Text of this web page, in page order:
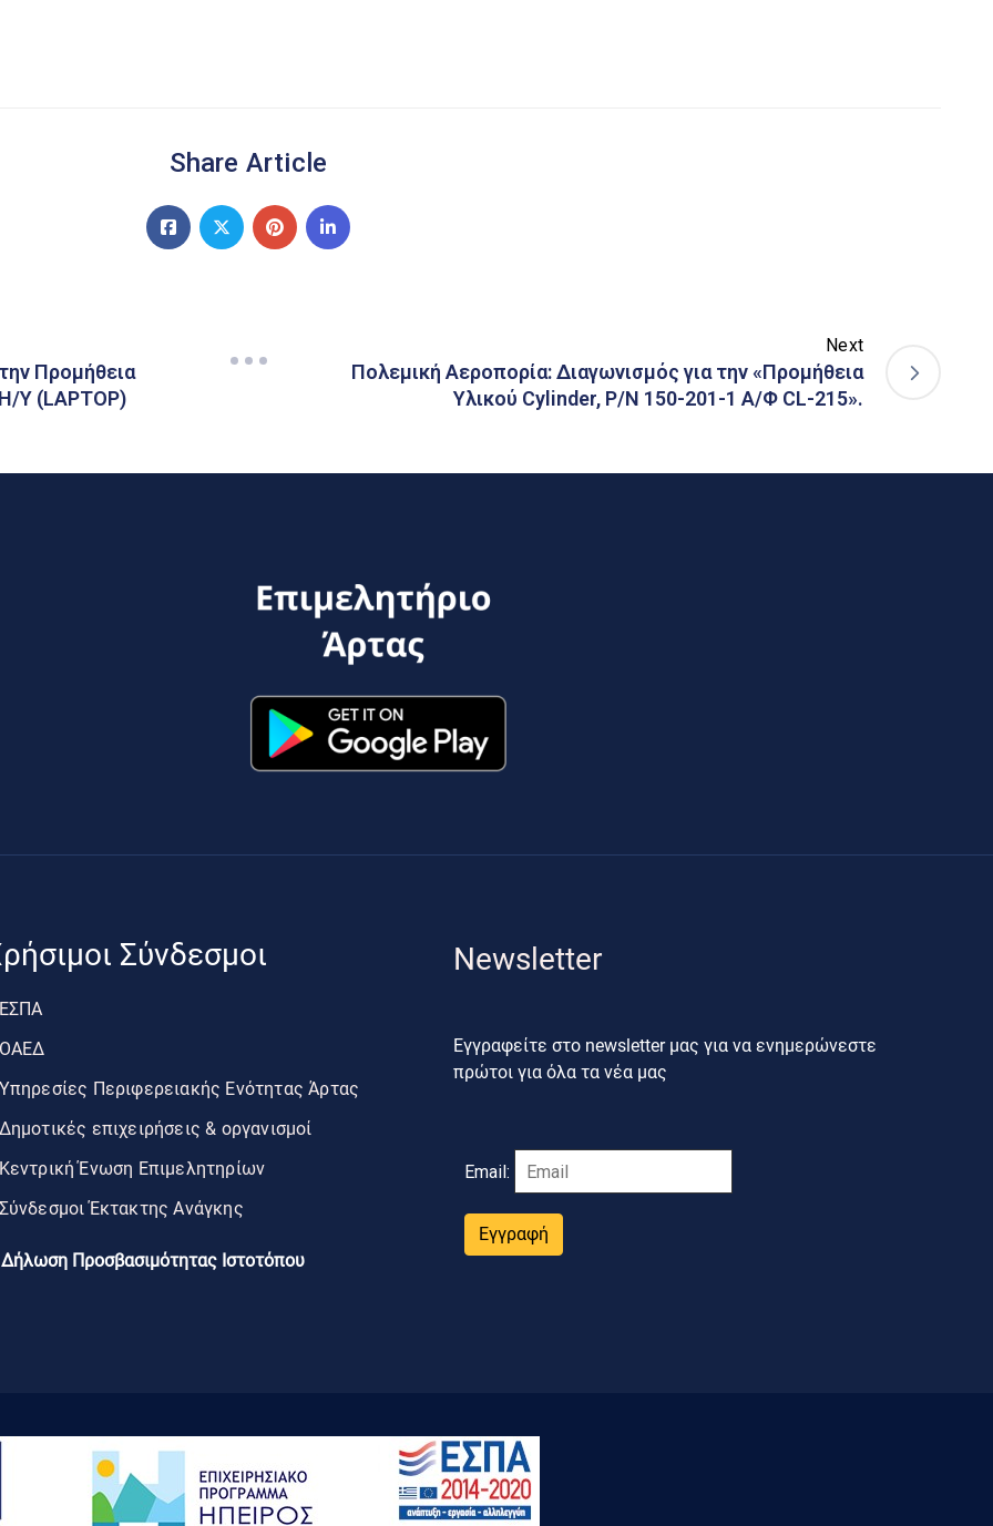
Share Article
Προμήθεια
Υ (LAPTOP)
Next
Πολεμική Αεροπορία: Διαγωνισμός για την «Προμήθεια
Υλικού Cylinder, P/N 150-201-1 Α/Φ CL-215».
Σύνδεσμοι
Περιφερειακής Ενότητας Άρτας
επιχειρήσεις & οργανισμοί
Ένωση Επιμελητηρίων
Έκτακτης Ανάγκης
Δήλωση Προσβασιμότητας Ιστοτόπου
Newsletter
Εγγραφείτε στο newsletter μας για να ενημερώνεστε
πρώτοι για όλα τα νέα μας
Email:
Εγγραφή